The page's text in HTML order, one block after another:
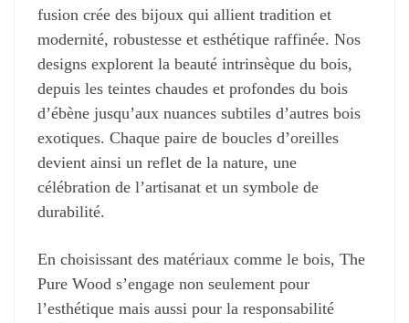
fusion crée des bijoux qui allient tradition et
modernité, robustesse et esthétique raffinée. Nos
designs explorent la beauté intrinsèque du bois,
depuis les teintes chaudes et profondes du bois
d’ébène jusqu’aux nuances subtiles d’autres bois
exotiques. Chaque paire de boucles d’oreilles
devient ainsi un reflet de la nature, une
célébration de l’artisanat et un symbole de
durabilité.
En choisissant des matériaux comme le bois, The
Pure Wood s’engage non seulement pour
l’esthétique mais aussi pour la responsabilité